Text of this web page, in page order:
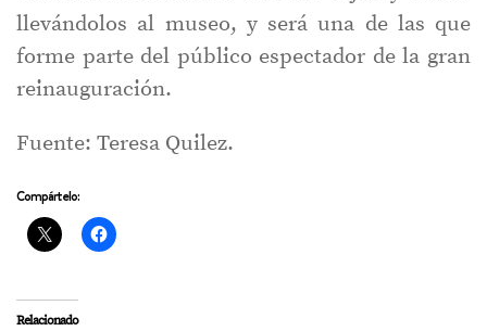
llevándolos al museo, y será una de las que
forme parte del público espectador de la gran
reinauguración.
Fuente: Teresa Quilez.
Compártelo:
Relacionado